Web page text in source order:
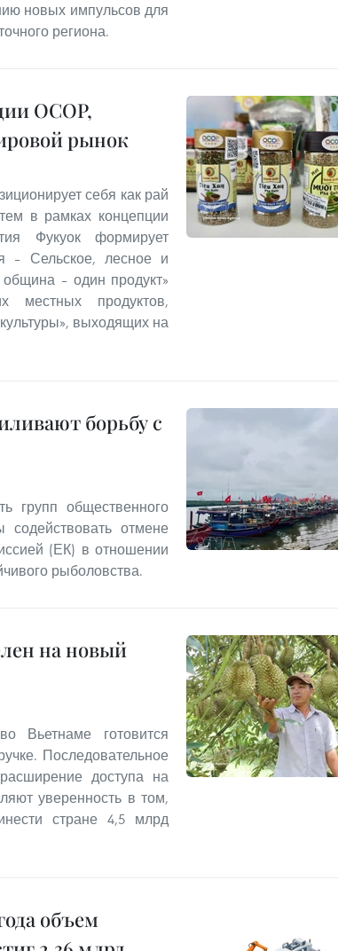
новых импульсов для
региона.
OCOP,
рынок
себя как рай
в рамках концепции
Фукуок формирует
– Сельское, лесное и
– один продукт»
местных продуктов,
выходящих на
борьбу с
групп общественного
отмене
(ЕК) в отношении
рыболовства.
на новый
Вьетнаме готовится
Последовательное
доступа на
уверенность в том,
стране 4,5 млрд
объем